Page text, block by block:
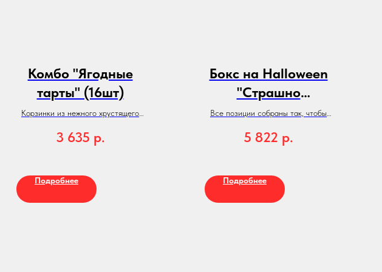
Комбо "Ягодные
тарты" (16шт)
Корзинки из нежного хрустящего
ягодами
3 635 р.
Подробнее
Бокс на Halloween
"Страшно
красивый"
Все позиции собраны так, чтобы
и тинейджерам: от мини-сосисок
5 822 р.
Подробнее